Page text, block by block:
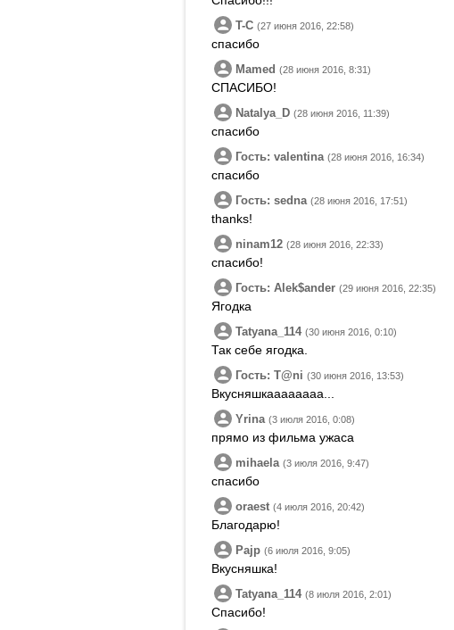
T-C (27 июня 2016, 22:58)
спасибо
Mamed (28 июня 2016, 8:31)
СПАСИБО!
Natalya_D (28 июня 2016, 11:39)
спасибо
Гость: valentina (28 июня 2016, 16:34)
спасибо
Гость: sedna (28 июня 2016, 17:51)
thanks!
ninam12 (28 июня 2016, 22:33)
спасибо!
Гость: Alek$ander (29 июня 2016, 22:35)
Ягодка
Tatyana_114 (30 июня 2016, 0:10)
Так себе ягодка.
Гость: T@ni (30 июня 2016, 13:53)
Вкусняшкаааааааа...
Yrina (3 июля 2016, 0:08)
прямо из фильма ужаса
mihaela (3 июля 2016, 9:47)
спасибо
oraest (4 июля 2016, 20:42)
Благодарю!
Pajp (6 июля 2016, 9:05)
Вкусняшка!
Tatyana_114 (8 июля 2016, 2:01)
Спасибо!